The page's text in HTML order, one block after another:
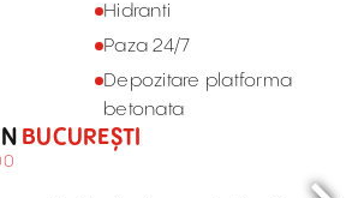
Hidranti
Paza 24/7
Depozitare platforma
betonata
BUCUREȘTI